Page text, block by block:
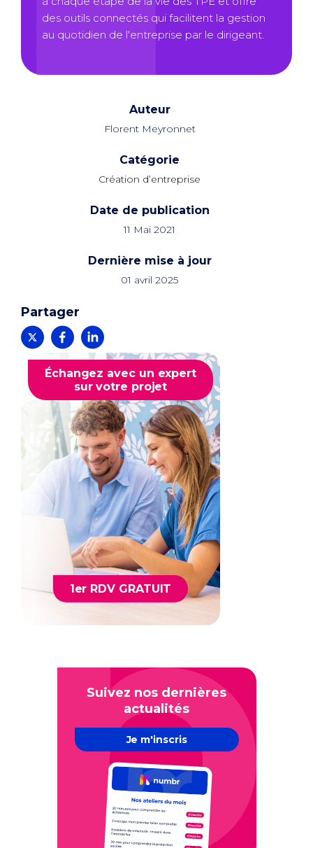
des outils connectés qui facilitent la gestion
au quotidien de l'entreprise par le dirigeant.
Auteur
Florent Meyronnet
Catégorie
Création d’entreprise
Date de publication
11 Mai 2021
Dernière mise à jour
01 avril 2025
Partager
Échangez avec un expert
sur votre projet
1er RDV GRATUIT
Suivez nos dernières
actualités
Je m'inscris